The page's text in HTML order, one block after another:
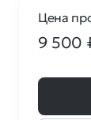
Цена
9 500